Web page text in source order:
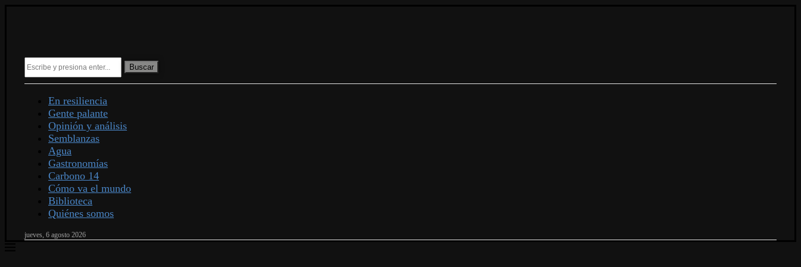
Buscar
En resiliencia
Gente palante
Opinión y análisis
Semblanzas
Agua
Gastronomías
Carbono 14
Cómo va el mundo
Biblioteca
Quiénes somos
jueves, 6 agosto 2026